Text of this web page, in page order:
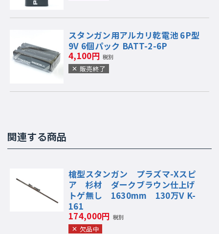
スタンガン用アルカリ乾電池 6P型
9V 6個パック BATT-2-6P
4,100円 税別
販売終了
関連する商品
槍型スタンガン プラズマ-Xスピ
ア 杉材 ダークブラウン仕上げ
トゲ無し 1630mm 130万V K-
161
174,000円 税別
欠品中